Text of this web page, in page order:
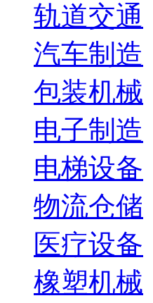
轨道交通
汽车制造
包装机械
电子制造
电梯设备
物流仓储
医疗设备
橡塑机械